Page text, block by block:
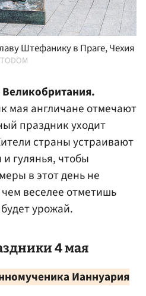
Штефанику в Праге, Чехия
мая англичане отмечают
праздник уходит
страны устраивают
гулянья, чтобы
в этот день не
веселее отметишь
урожай.
4 мая
Ианнуария